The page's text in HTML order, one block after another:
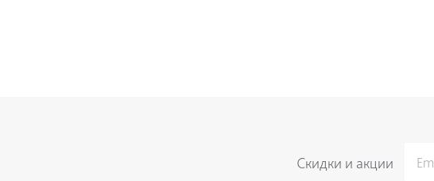
Скидки и акции